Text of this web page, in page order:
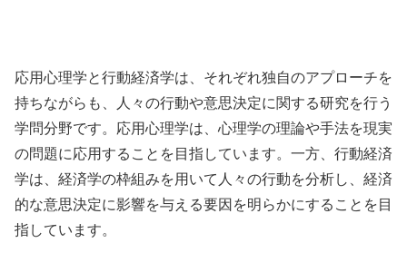
応用心理学と行動経済学は、それぞれ独自のアプローチを
持ちながらも、人々の行動や意思決定に関する研究を行う
学問分野です。応用心理学は、心理学の理論や手法を現実
の問題に応用することを目指しています。一方、行動経済
学は、経済学の枠組みを用いて人々の行動を分析し、経済
的な意思決定に影響を与える要因を明らかにすることを目
指しています。